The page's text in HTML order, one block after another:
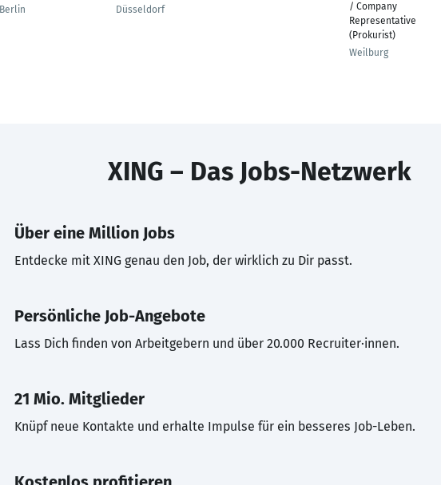
Berlin
Düsseldorf
/ Company
Representative
(Prokurist)
Weilburg
XING – Das Jobs-Netzwerk
Über eine Million Jobs
Entdecke mit XING genau den Job, der wirklich zu Dir passt.
Persönliche Job-Angebote
Lass Dich finden von Arbeitgebern und über 20.000 Recruiter·innen.
21 Mio. Mitglieder
Knüpf neue Kontakte und erhalte Impulse für ein besseres Job-Leben.